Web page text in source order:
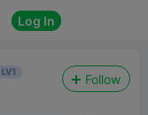
Log In
Follow